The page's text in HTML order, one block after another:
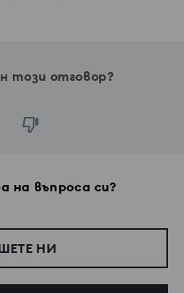
този отговор?
на въпроса си?
НИ